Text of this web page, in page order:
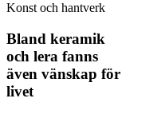
Konst och hantverk
Bland keramik
och lera fanns
även vänskap för
livet